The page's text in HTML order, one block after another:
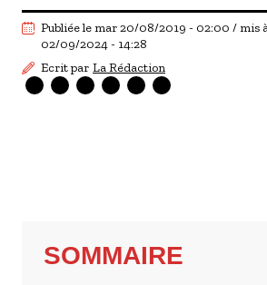
TOURISME ET HANDICAP
ENVIE DE BALADE
L'AGENDA
Publiée le mar 20/08/2019 - 02:00 / mis
02/09/2024 - 14:28
Ecrit par La Rédaction
SOMMAIRE